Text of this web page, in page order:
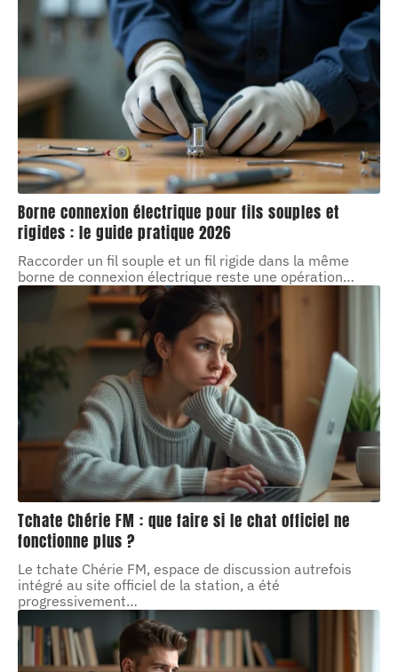
Borne connexion électrique pour fils souples et
rigides : le guide pratique 2026
Raccorder un fil souple et un fil rigide dans la même
borne de connexion électrique reste une opération…
Tchate Chérie FM : que faire si le chat officiel ne
fonctionne plus ?
Le tchate Chérie FM, espace de discussion autrefois
intégré au site officiel de la station, a été
progressivement…